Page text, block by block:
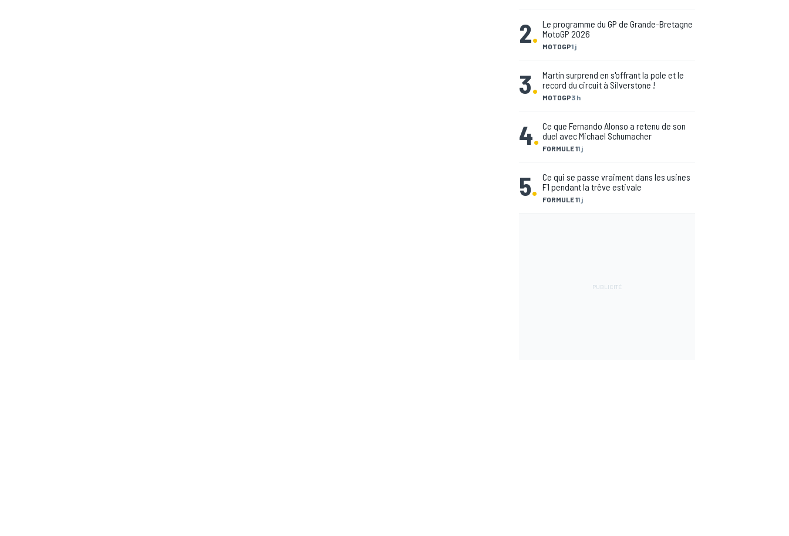
2. MOTOGP1 j
Le programme du GP de Grande-Bretagne
MotoGP 2026
3. MOTOGP3 h
Martín surprend en s'offrant la pole et le
record du circuit à Silverstone !
4. FORMULE 11 j
Ce que Fernando Alonso a retenu de son
duel avec Michael Schumacher
5. FORMULE 11 j
Ce qui se passe vraiment dans les usines
F1 pendant la trêve estivale